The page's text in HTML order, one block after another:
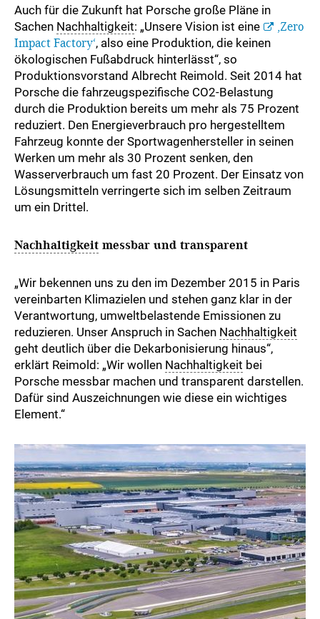
Auch für die Zukunft hat Porsche große Pläne in
Sachen Nachhaltigkeit: „Unsere Vision ist eine
‚Zero
Impact Factory‘, also eine Produktion, die keinen
ökologischen Fußabdruck hinterlässt“, so
Produktionsvorstand Albrecht Reimold. Seit 2014 hat
Porsche die fahrzeugspezifische CO2-Belastung
durch die Produktion bereits um mehr als 75 Prozent
reduziert. Den Energieverbrauch pro hergestelltem
Fahrzeug konnte der Sportwagenhersteller in seinen
Werken um mehr als 30 Prozent senken, den
Wasserverbrauch um fast 20 Prozent. Der Einsatz von
Lösungsmitteln verringerte sich im selben Zeitraum
um ein Drittel.
Nachhaltigkeit messbar und transparent
„Wir bekennen uns zu den im Dezember 2015 in Paris
vereinbarten Klimazielen und stehen ganz klar in der
Verantwortung, umweltbelastende Emissionen zu
reduzieren. Unser Anspruch in Sachen Nachhaltigkeit
geht deutlich über die Dekarbonisierung hinaus“,
erklärt Reimold: „Wir wollen Nachhaltigkeit bei
Porsche messbar machen und transparent darstellen.
Dafür sind Auszeichnungen wie diese ein wichtiges
Element.“